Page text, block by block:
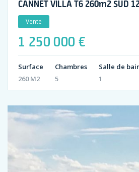
CANNET VILLA T6 260m2 SUD
Vente
1 250 000 €
Surface
260 M2
Chambres
5
Salle de
1